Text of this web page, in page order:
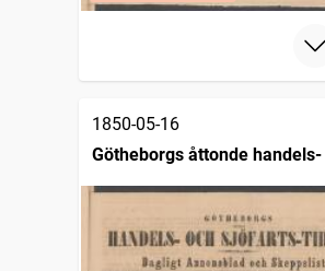
1850-05-16
Götheborgs åttonde